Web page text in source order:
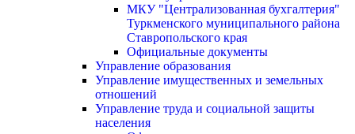
МКУ "Централизованная бухгалтерия"
Туркменского муниципального района
Ставропольского края
Официальные документы
Управление образования
Управление имущественных и земельных
отношений
Управление труда и социальной защиты
населения